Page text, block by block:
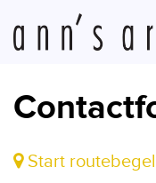
Start